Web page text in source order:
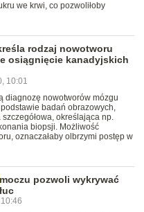
we krwi, co pozwoliłoby
rodzaj nowotworu
osiągnięcie kanadyjskich
10:01
diagnozę nowotworów mózgu
badań obrazowych,
określająca np.
biopsji. Możliwość
oznaczałaby olbrzymi postęp w
moczu pozwoli wykrywać